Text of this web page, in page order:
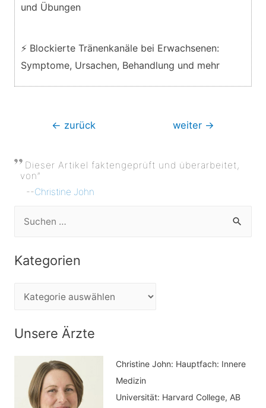
und Übungen
⚡ Blockierte Tränenkanäle bei Erwachsenen:
Symptome, Ursachen, Behandlung und mehr
Beitragsnavigation
← zurück weiter →
Dieser Artikel faktengeprüft und überarbeitet,
von”
--Christine John
Kategorien
tUnsere Ärzte
Christine John: Hauptfach: Innere
Medizin
Universität: Harvard College, AB